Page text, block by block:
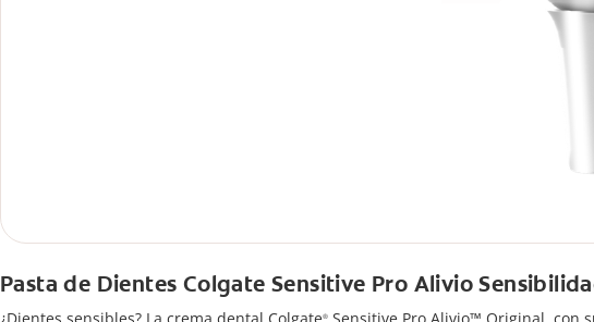
Pasta de Dientes Colgate Sensitive Pro Alivio
®